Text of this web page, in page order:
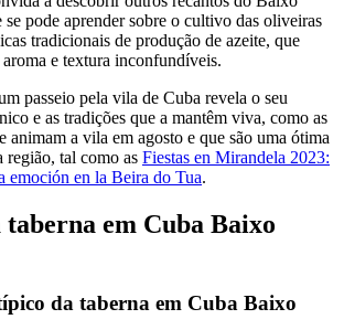
pode aprender sobre o cultivo das oliveiras
tradicionais de produção de azeite, que
e textura inconfundíveis.
passeio pela vila de Cuba revela o seu
e as tradições que a mantêm viva, como as
animam a vila em agosto e que são uma ótima
região, tal como as Fiestas en Mirandela 2023:
en la Beira do Tua.
taberna em Cuba Baixo
da taberna em Cuba Baixo